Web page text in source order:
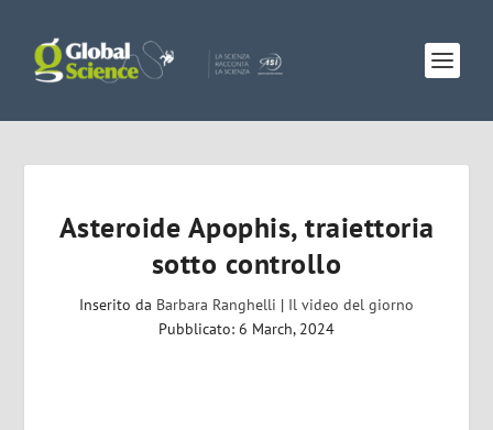
Asteroide Apophis, traiettoria
sotto controllo
Inserito da Barbara Ranghelli | Il video del giorno
Pubblicato: 6 March, 2024